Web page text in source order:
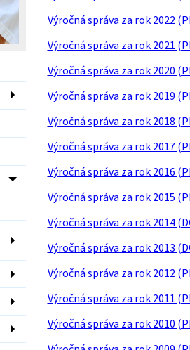
Výročná správa za rok 2022
Výročná správa za rok 2021
Výročná správa za rok 2020
Výročná správa za rok 2019
Výročná správa za rok 2018
Výročná správa za rok 2017
Výročná správa za rok 2016
Výročná správa za rok 2015
Výročná správa za rok 2014
Výročná správa za rok 2013
Výročná správa za rok 2012
Výročná správa za rok 2011
Výročná správa za rok 2010